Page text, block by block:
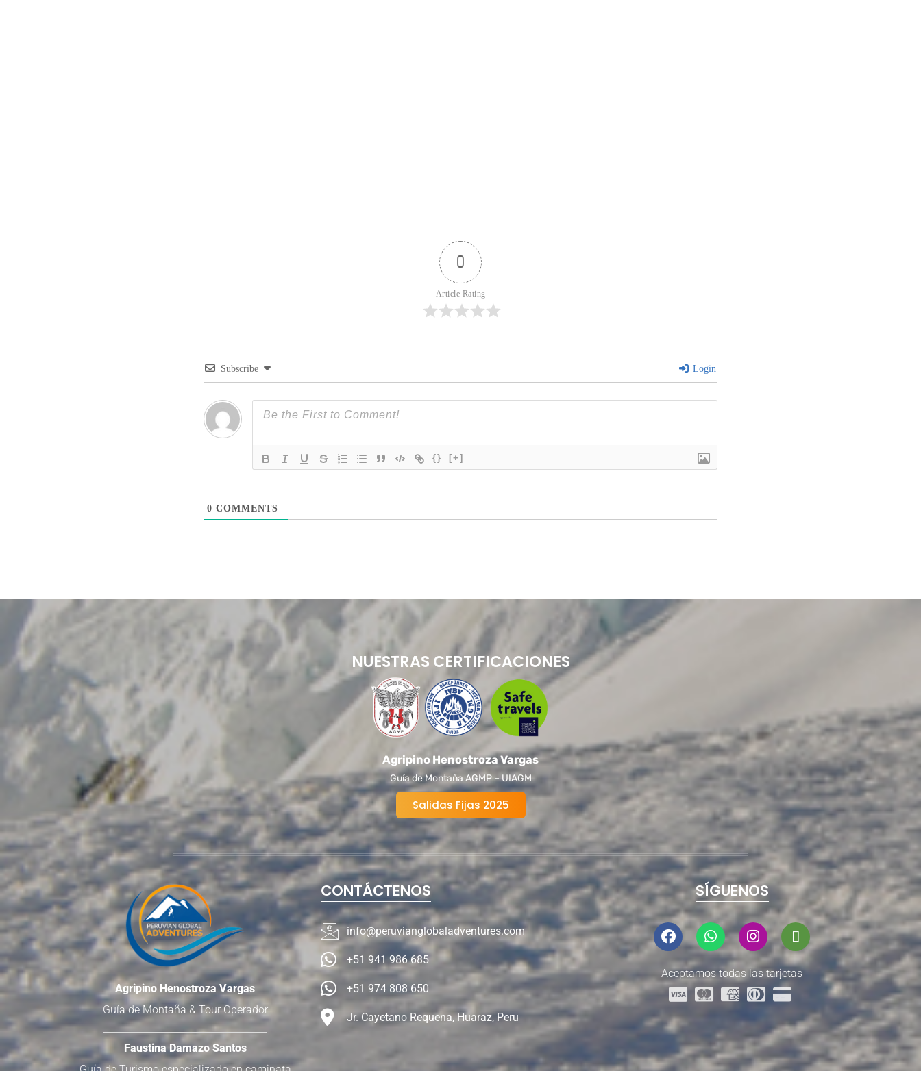
0
Article Rating
Subscribe Login
{} [+]
0 COMMENTS
NUESTRAS CERTIFICACIONES
Agripino Henostroza Vargas
Guía de Montaña AGMP – UIAGM
Salidas Fijas 2025
Agripino Henostroza Vargas
Guía de Montaña & Tour Operador
Faustina Damazo Santos
CONTÁCTENOS
info@peruvianglobaladventures.com
+51 941 986 685
+51 974 808 650
Jr. Cayetano Requena, Huaraz, Peru
SÍGUENOS
Aceptamos todas las tarjetas